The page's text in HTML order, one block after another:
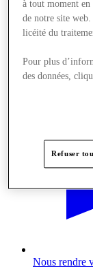
Nous rendre
à tout moment en
de notre site
licéité du
Pour plus
des données,
Refuser